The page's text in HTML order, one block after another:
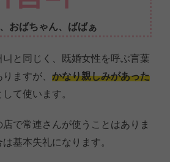
おばちゃん、ばばぁ
니と同じく、既婚女性を呼ぶ言葉
ますが、 かなり親しみがあった
して使います。
で常連さんが使うことはありま
基本失礼になります。